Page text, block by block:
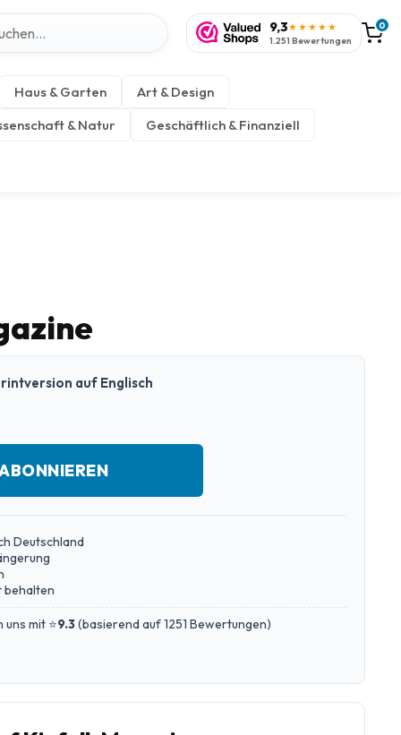
9,3★★★★★
1.251 Bewertungen
0
Haus & Garten
Art & Design
& Natur
Geschäftlich & Finanziell
auf Englisch
Deutschland
behalten
mit ⭐9.3(basierend auf 1251 Bewertungen)